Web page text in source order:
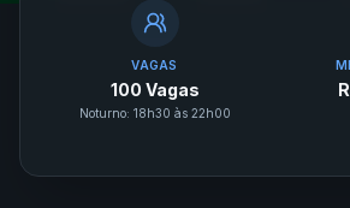
VAGAS
100 Vagas
Noturno: 18h30 às 22h00